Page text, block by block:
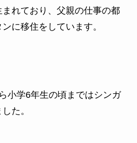
れており、父親の仕事の都
に移住をしています。
小学6年生の頃まではシンガ
た。